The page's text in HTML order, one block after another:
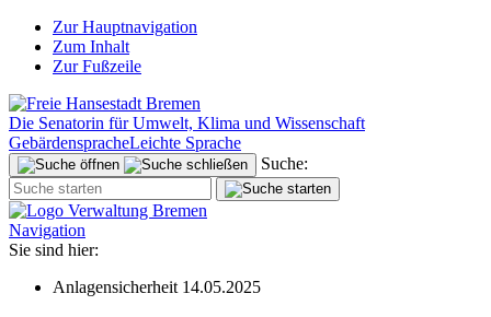
Zur Hauptnavigation
Zum Inhalt
Zur Fußzeile
Die Senatorin für Umwelt, Klima und Wissenschaft
GebärdenspracheLeichte Sprache
Suche:
Navigation
Sie sind hier:
Anlagensicherheit 14.05.2025